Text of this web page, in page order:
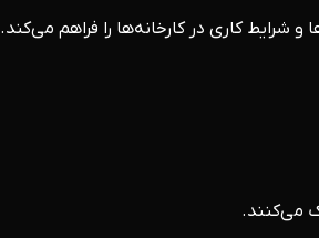
شرایط کاری در کارخانه‌ها را فراهم می‌کند.
می‌کنند.